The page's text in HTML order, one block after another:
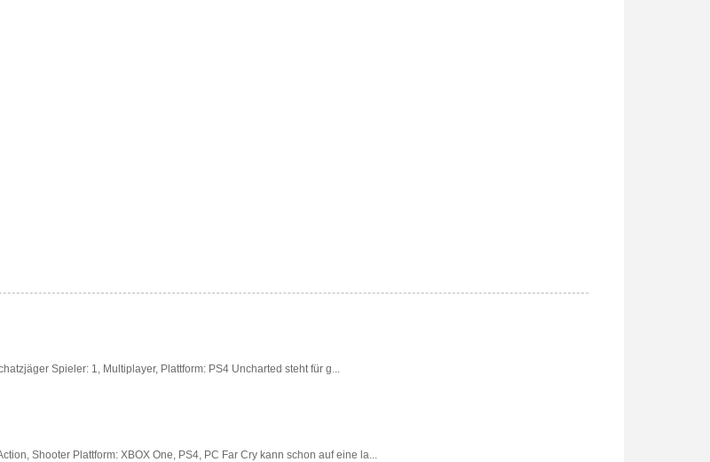
Spieler: 1, Multiplayer, Plattform: PS4 Uncharted steht für g...
Shooter Plattform: XBOX One, PS4, PC Far Cry kann schon auf eine la...